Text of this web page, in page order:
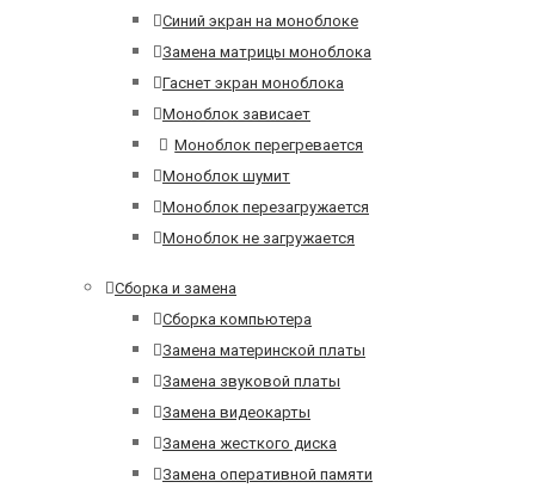
Синий экран на моноблоке
Замена матрицы моноблока
Гаснет экран моноблока
Моноблок зависает
Моноблок перегревается
Моноблок шумит
Моноблок перезагружается
Моноблок не загружается
Сборка и замена
Сборка компьютера
Замена материнской платы
Замена звуковой платы
Замена видеокарты
Замена жесткого диска
Замена оперативной памяти